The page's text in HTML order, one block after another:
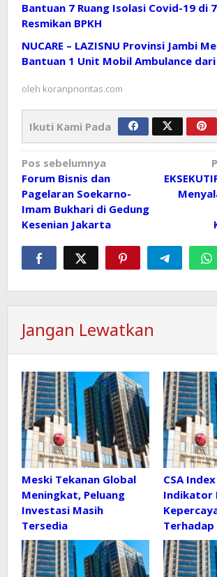
Bantuan 7 Ruang Isolasi Covid-19 di
Resmikan BPKH
NUCARE – LAZISNU Provinsi Jambi
Bantuan 1 Unit Mobil Ambulance dari
oleh koranprioritas.com
Ikuti Kami Pada
Navigasi
pos
Pos sebelumnya
Forum Bisnis dan
Pagelaran Soekarno-
Imam Bukhari di Gedung
Kesenian Jakarta
Jangan Lewatkan
Meski Tekanan Global
Meningkat, Peluang
Investasi Masih
Tersedia
CSA
Indikator
Terhadap